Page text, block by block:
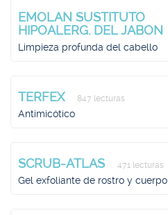
EMOLAN SUSTITUTO
HIPOALERG. DEL JABON
Limpieza profunda del cabello
TERFEX 847 lecturas
Antimicótico
SCRUB-ATLAS 471 lecturas
Gel exfoliante de rostro y cuerpo